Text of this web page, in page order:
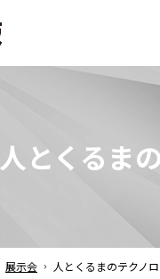
人とくるま
展示会 人とくるまのテクノ